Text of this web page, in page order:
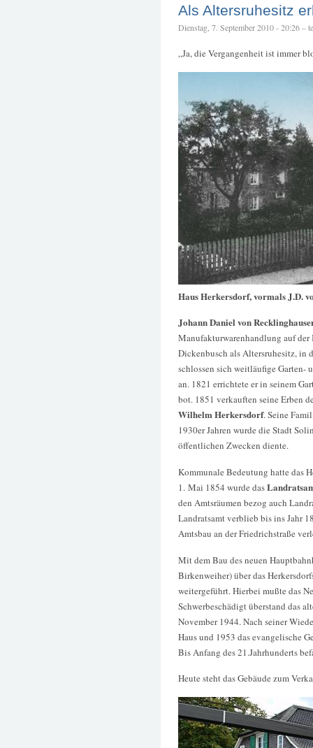
Als Altersruhesitz
Dienstag, 7. September 2010 - 20:26 –
„Ja, die Vergangenheit ist immer
Haus Herkersdorf, vormals J.D.
Johann Daniel von
Manufakturwarenhandlung auf der
Dickenbusch als Altersruhesitz, in
schlossen sich weitläufige Garten-
an. 1821 errichtete er in seinem
bot. 1851 verkauften seine Erben
Wilhelm Herkersdorf. Seine
1930er Jahren wurde die Stadt
öffentlichen Zwecken diente.
Kommunale Bedeutung hatte das
1. Mai 1854 wurde das
den Amtsräumen bezog auch
Landratsamt verblieb bis ins Jahr
Amtsbau an der Friedrichstraße
Mit dem Bau des neuen
Birkenweiher) über das
weitergeführt. Hierbei mußte das
Schwerbeschädigt überstand das
November 1944. Nach seiner
Haus und 1953 das evangelische
Bis Anfang des 21.Jahrhunderts
Heute steht das Gebäude zum